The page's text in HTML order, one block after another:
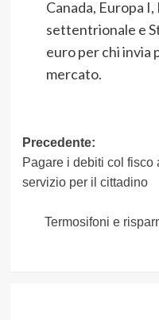
Canada, Europa
settentrionale e
euro per chi invia
mercato.
Navigazione
articolo
Precedente:
Pagare i debiti col
servizio per il cittadino
Termosifoni e